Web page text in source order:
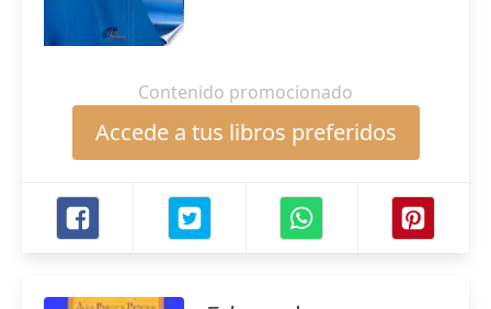
Contenido promocionado
Accede a tus libros preferidos